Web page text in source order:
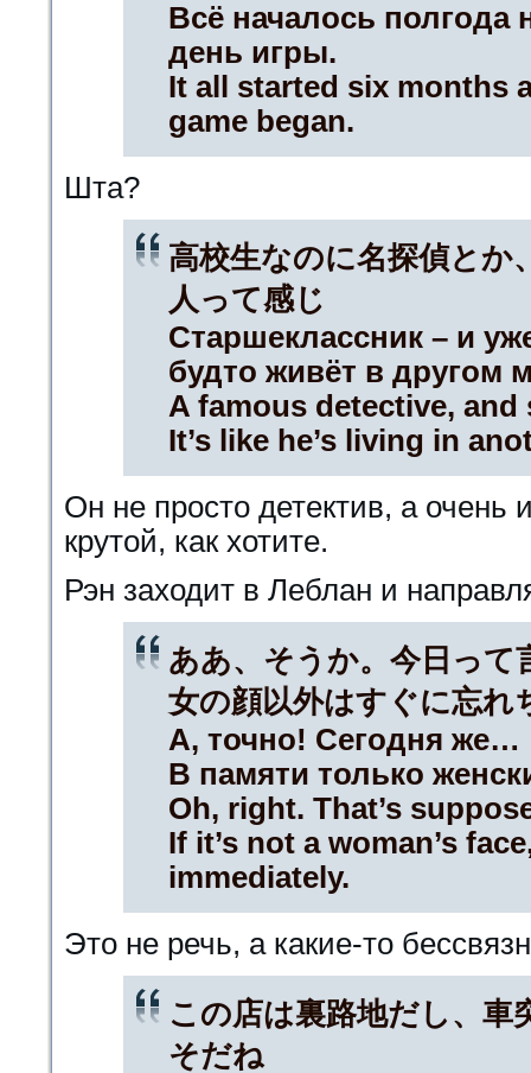
Всё началось полгода
день игры.
It all started six months
game began.
Шта?
高校生なのに名探偵とか
人って感じ
Старшеклассник – и
будто живёт в другом
A famous detective,
It’s like he’s living in
Он не просто детектив, а очень
крутой, как хотите.
Рэн заходит в Леблан и
ああ、そうか。今日って
女の顔以外はすぐに忘れ
А, точно! Сегодня же…
В памяти только
Oh, right. That’s
If it’s not a woman’s
immediately.
Это не речь, а какие-то
この店は裏路地だし、車
そだね